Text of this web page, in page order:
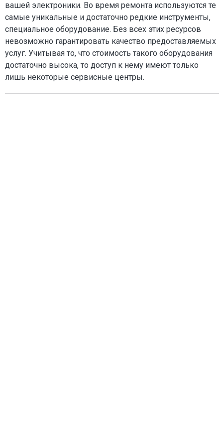
вашей электроники. Во время ремонта используются те
самые уникальные и достаточно редкие инструменты,
специальное оборудование. Без всех этих ресурсов
невозможно гарантировать качество предоставляемых
услуг. Учитывая то, что стоимость такого оборудования
достаточно высока, то доступ к нему имеют только
лишь некоторые сервисные центры.